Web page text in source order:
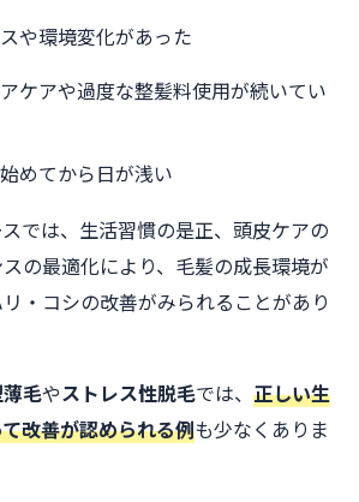
や環境変化があった
ケアや過度な整髪料使用が続いてい
めてから日が浅い
では、生活習慣の是正、頭皮ケアの
の最適化により、毛髪の成長環境が
・コシの改善がみられることがあり
毛やストレス性脱毛では、 正しい生
改善が認められる例も少なくありま